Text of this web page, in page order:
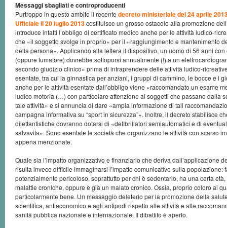
Messaggi sbagliati e controproducenti
Purtroppo in questo ambito il recente decreto ministeriale del 24 aprile
Ufficiale il 20 luglio 2013costituisce un grosso ostacolo alla promozione
introduce infatti l’obbligo di certificato medico anche per le attività ludico-
che «il soggetto svolge in proprio» per il «raggiungimento e mantenimento
della persona». Applicando alla lettera il dispositivo, un uomo di 56 anni
(oppure fumatore) dovrebbe sottoporsi annualmente (!) a un
secondo giudizio clinico» prima di intraprendere delle attività ludico-
esentate, tra cui la ginnastica per anziani, i gruppi di cammino, le bocce e i
anche per le attività esentate dall’obbligo viene «raccomandato un esame
ludico motoria (…) con particolare attenzione ai soggetti che passano dalla
tale attività» e si annuncia di dare «ampia informazione di tali
campagna informativa su “sport in sicurezza”». Inoltre, il decreto stabilisce
dilettantistiche dovranno dotarsi di «defibrillatori semiautomatici e di
salvavita». Sono esentate le società che organizzano le attività con scarso
appena menzionate.
Quale sia l’impatto organizzativo e finanziario che deriva dall’applicazione
risulta invece difficile immaginarsi l’impatto comunicativo sulla popolazione:
potenzialmente pericoloso, soprattutto per chi è sedentario, ha una certa
malattie croniche, oppure è già un malato cronico. Ossia, proprio coloro ai
particolarmente bene. Un messaggio deleterio per la promozione della
scientifica, antieconomico e agli antipodi rispetto alle attività e alle
sanità pubblica nazionale e internazionale. Il dibattito è aperto.